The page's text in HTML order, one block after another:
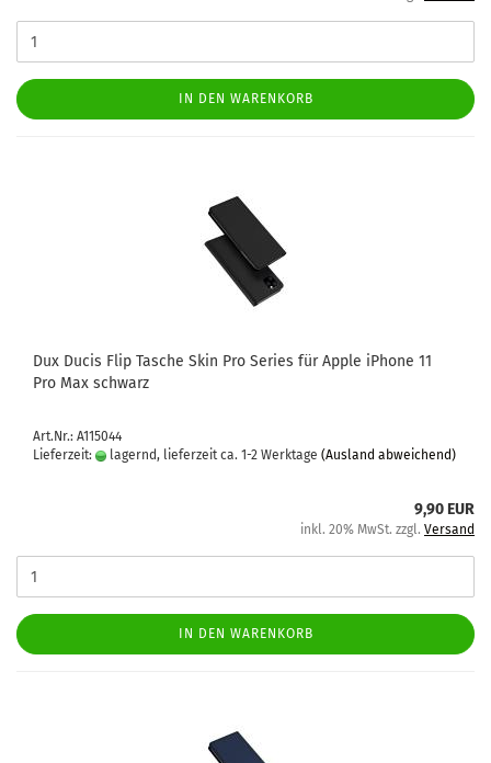
IN DEN WARENKORB
Dux Ducis Flip Ta­sche Skin Pro Se­ries für Apple iPho­ne 11
Pro Max schwarz
Art.Nr.: A115044
Lieferzeit:
lagernd, lieferzeit ca. 1-2 Werktage (Ausland abweichend)
9,90 EUR
inkl. 20% MwSt. zzgl. Versand
IN DEN WARENKORB